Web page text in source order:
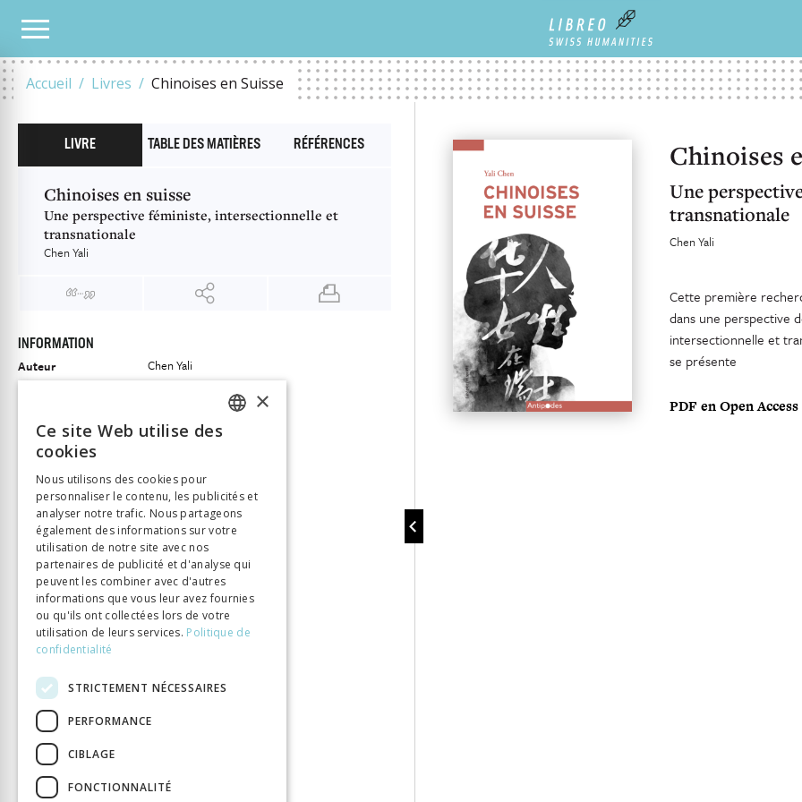
Accueil Livres Chinoises en Suisse
NOTRE CATALOGUE
Chinoises
Une
transnationale
Chen Yali
Cette première
dans une perspective
intersectionnelle et
se présente
PDF en Open Access
LIVRE TABLE DES MATIÈRES RÉFÉRENCES
Chinoises en suisse
Une perspective féministe, intersectionnelle et
transnationale
Chen Yali
INFORMATION
Auteur
Chen Yali
Nombre de pages
379
Parution
Type de livre
Monographie
DOI
10.33056/ANTIPODES.12497
ITALIAN
×
Ce site Web utilise des
cookies
Nous utilisons des cookies pour
personnaliser le contenu, les publicités et
analyser notre trafic. Nous partageons
également des informations sur votre
utilisation de notre site avec nos
partenaires de publicité et d'analyse qui
peuvent les combiner avec d'autres
informations que vous leur avez fournies
ou qu'ils ont collectées lors de votre
utilisation de leurs services. Politique de
confidentialité
STRICTEMENT NÉCESSAIRES
PERFORMANCE
CIBLAGE
FONCTIONNALITÉ